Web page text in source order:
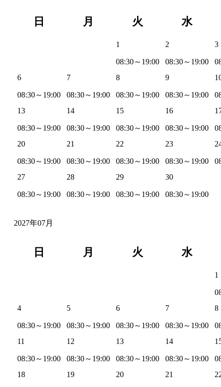
日 月 火 水
1
08:30～19:00
2
08:30～19:00
3
6
08:30～19:00
7
08:30～19:00
8
08:30～19:00
9
08:30～19:00
13
08:30～19:00
14
08:30～19:00
15
08:30～19:00
16
08:30～19:00
20
08:30～19:00
21
08:30～19:00
22
08:30～19:00
23
08:30～19:00
27
08:30～19:00
28
08:30～19:00
29
08:30～19:00
30
08:30～19:00
2027年07月
日 月 火 水
1
4
08:30～19:00
5
08:30～19:00
6
08:30～19:00
7
08:30～19:00
8
11
08:30～19:00
12
08:30～19:00
13
08:30～19:00
14
08:30～19:00
18
19 20 21